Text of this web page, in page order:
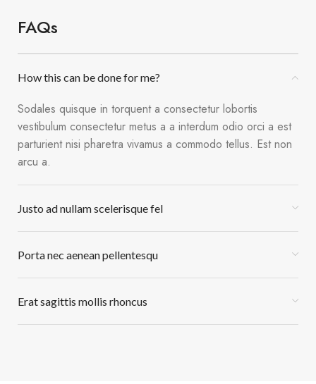
FAQs
How this can be done for me?
Sodales quisque in torquent a consectetur lobortis
vestibulum consectetur metus a a interdum odio orci a est
parturient nisi pharetra vivamus a commodo tellus. Est non
arcu a.
Justo ad nullam scelerisque fel
Porta nec aenean pellentesqu
Erat sagittis mollis rhoncus